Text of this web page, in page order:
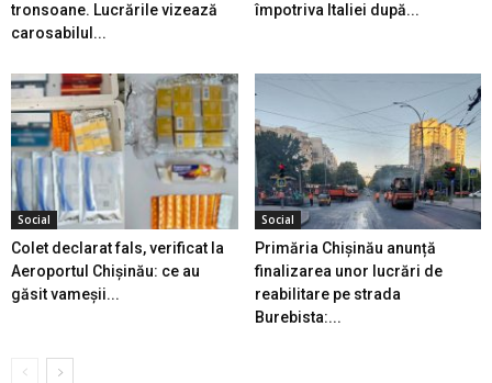
tronsoane. Lucrările vizează
carosabilul...
împotriva Italiei după...
Social
Colet declarat fals, verificat la
Aeroportul Chișinău: ce au
găsit vameșii...
Social
Primăria Chișinău anunță
finalizarea unor lucrări de
reabilitare pe strada
Burebista:...